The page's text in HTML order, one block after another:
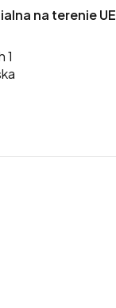
na terenie UE
1